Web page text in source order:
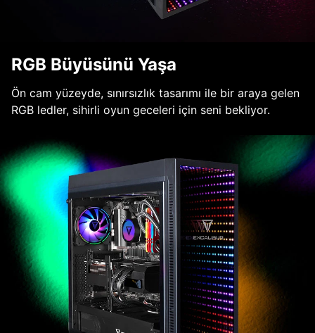
RGB Büyüsünü Yaşa
Ön cam yüzeyde, sınırsızlık tasarımı ile bir araya gelen
RGB ledler, sihirli oyun geceleri için seni bekliyor.